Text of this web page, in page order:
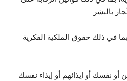
بالبشر
في ذلك حقوق الملكية الفكرية
أو نفسك أو إيذائهم أو إيذاء نفسك